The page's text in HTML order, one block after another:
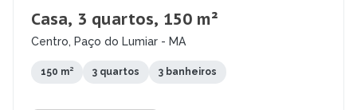
Casa, 3 quartos, 150 m²
Centro, Paço do Lumiar - MA
150 m² 3 quartos 3 banheiros